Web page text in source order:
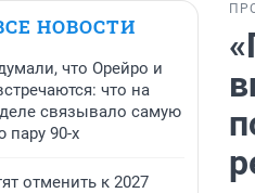
НОВОСТИ
что Орейро и
что на
связывало самую
пару 90-х
отменить к 2027